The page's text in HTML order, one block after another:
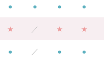
● ● ● ●
★ ／ ★ ★
● ／ ● ●